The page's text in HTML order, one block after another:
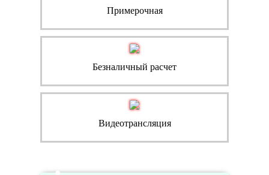
Примерочная
Безналичный расчет
Видеотрансляция